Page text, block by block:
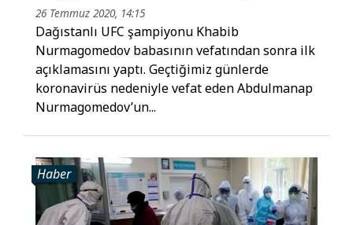
26 Temmuz 2020, 14:15
Dağıstanlı UFC şampiyonu Khabib
Nurmagomedov babasının vefatından sonra ilk
açıklamasını yaptı. Geçtiğimiz günlerde
koronavirüs nedeniyle vefat eden Abdulmanap
Nurmagomedov’un...
Haber